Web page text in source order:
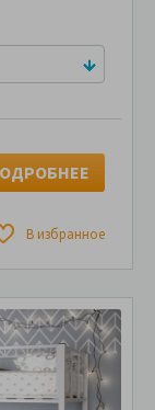
В избранное